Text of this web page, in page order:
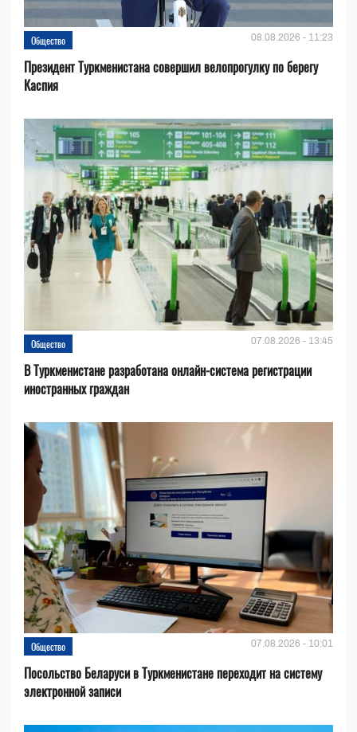
Общество 08.08.2026 - 11:23
Президент Туркменистана совершил велопрогулку по берегу
Каспия
Общество 07.08.2026 - 13:45
В Туркменистане разработана онлайн-система регистрации
иностранных граждан
Общество 07.08.2026 - 10:01
Посольство Беларуси в Туркменистане переходит на систему
электронной записи